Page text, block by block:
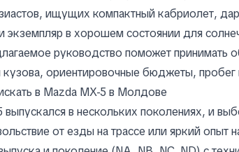
ищущих компактный кабриолет,
экземпляр в хорошем состоянии для
руководство поможет принимать
кузова, ориентировочные бюджеты,
в Mazda MX-5 в Молдове
выпускался в нескольких поколениях, и
от езды на трассе или яркий